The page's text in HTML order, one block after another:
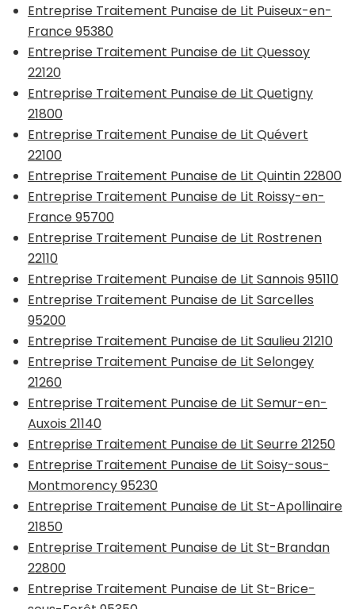
Entreprise Traitement Punaise de Lit Puiseux-en-
France 95380
Entreprise Traitement Punaise de Lit Quessoy
22120
Entreprise Traitement Punaise de Lit Quetigny
21800
Entreprise Traitement Punaise de Lit Quévert
22100
Entreprise Traitement Punaise de Lit Quintin 22800
Entreprise Traitement Punaise de Lit Roissy-en-
France 95700
Entreprise Traitement Punaise de Lit Rostrenen
22110
Entreprise Traitement Punaise de Lit Sannois 95110
Entreprise Traitement Punaise de Lit Sarcelles
95200
Entreprise Traitement Punaise de Lit Saulieu 21210
Entreprise Traitement Punaise de Lit Selongey
21260
Entreprise Traitement Punaise de Lit Semur-en-
Auxois 21140
Entreprise Traitement Punaise de Lit Seurre 21250
Entreprise Traitement Punaise de Lit Soisy-sous-
Montmorency 95230
Entreprise Traitement Punaise de Lit St-Apollinaire
21850
Entreprise Traitement Punaise de Lit St-Brandan
22800
Entreprise Traitement Punaise de Lit St-Brice-